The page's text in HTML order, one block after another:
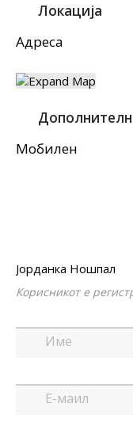
Локација
Адреса
Мобилен
Јорданка Ношпал
Корисникот е